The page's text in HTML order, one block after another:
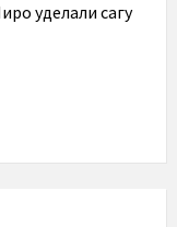
уделали сагу